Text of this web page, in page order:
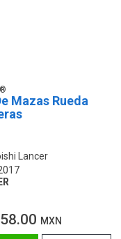
Mazas Rueda
Lancer
MXN